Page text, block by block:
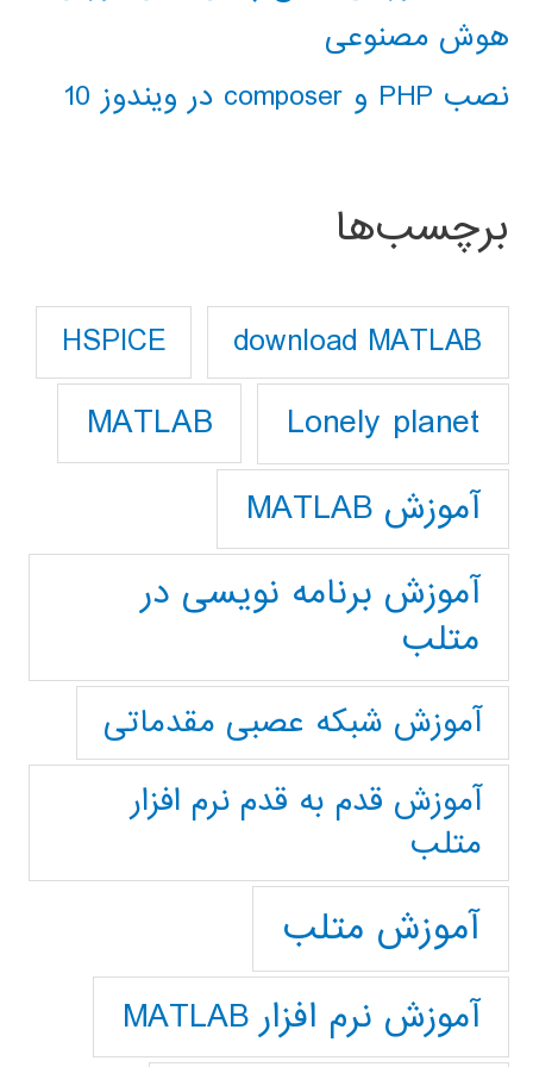
هوش مصنوعی
نصب PHP و composer در ویندوز 10
برچسب‌ها
download MATLAB
HSPICE
Lonely planet
MATLAB
آموزش MATLAB
آموزش برنامه نویسی در
متلب
آموزش شبکه عصبی مقدماتی
آموزش قدم به قدم نرم افزار
متلب
آموزش متلب
آموزش نرم افزار MATLAB